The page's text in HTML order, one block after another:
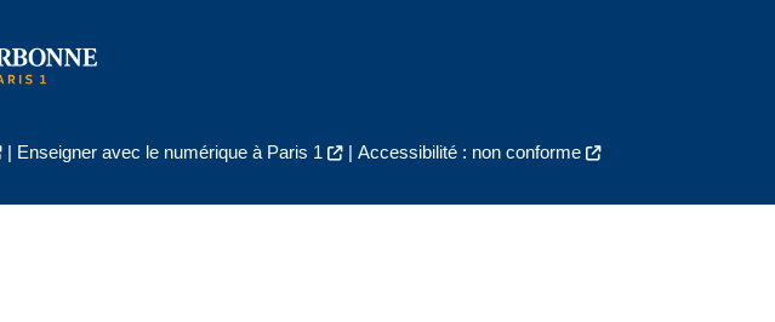
| Enseigner avec le numérique à Paris 1 | Accessibilité : non conforme